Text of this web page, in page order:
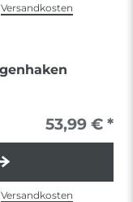
Versandkosten
53,99 € *
Versandkosten